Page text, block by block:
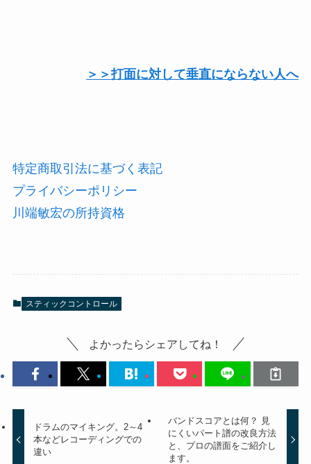
＞＞打面に対して垂直にならない人へ
特定商取引法に基づく表記
プライバシーポリシー
川端敏宏の所持資格
スティックコントロール
よかったらシェアしてね！
ドラムのマイキング。2～4
本などレコーディングでの
違い
バンドスコアとは何？ 見
にくいパート譜の改良方法
と、プロの譜面をご紹介し
ます。